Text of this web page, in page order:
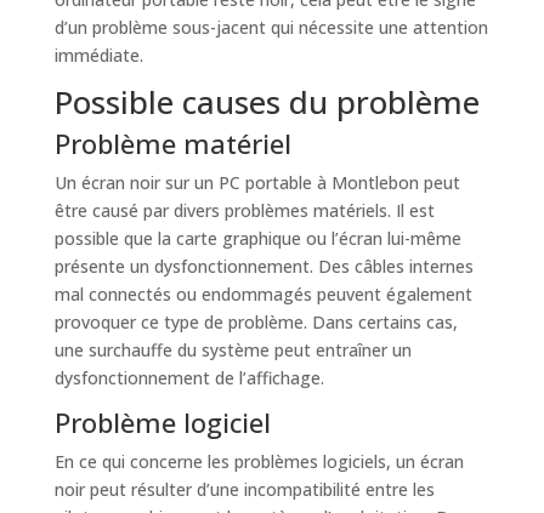
d’un problème sous-jacent qui nécessite une attention
immédiate.
Possible causes du problème
Problème matériel
Un écran noir sur un PC portable à Montlebon peut
être causé par divers problèmes matériels. Il est
possible que la carte graphique ou l’écran lui-même
présente un dysfonctionnement. Des câbles internes
mal connectés ou endommagés peuvent également
provoquer ce type de problème. Dans certains cas,
une surchauffe du système peut entraîner un
dysfonctionnement de l’affichage.
Problème logiciel
En ce qui concerne les problèmes logiciels, un écran
noir peut résulter d’une incompatibilité entre les